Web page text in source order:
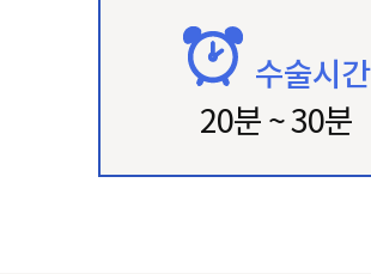
수술시간
20분 ~ 30분